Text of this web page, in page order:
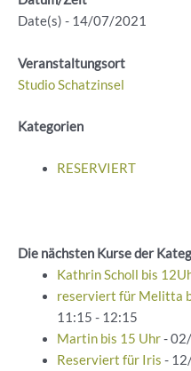
Date(s) - 14/07/2021
Veranstaltungsort
Studio Schatzinsel
Kategorien
RESERVIERT
Die nächsten Kurse der
Kathrin Scholl bis
reserviert für Melitta
11:15 - 12:15
Martin bis 15 Uhr-
Reserviert für Iris -